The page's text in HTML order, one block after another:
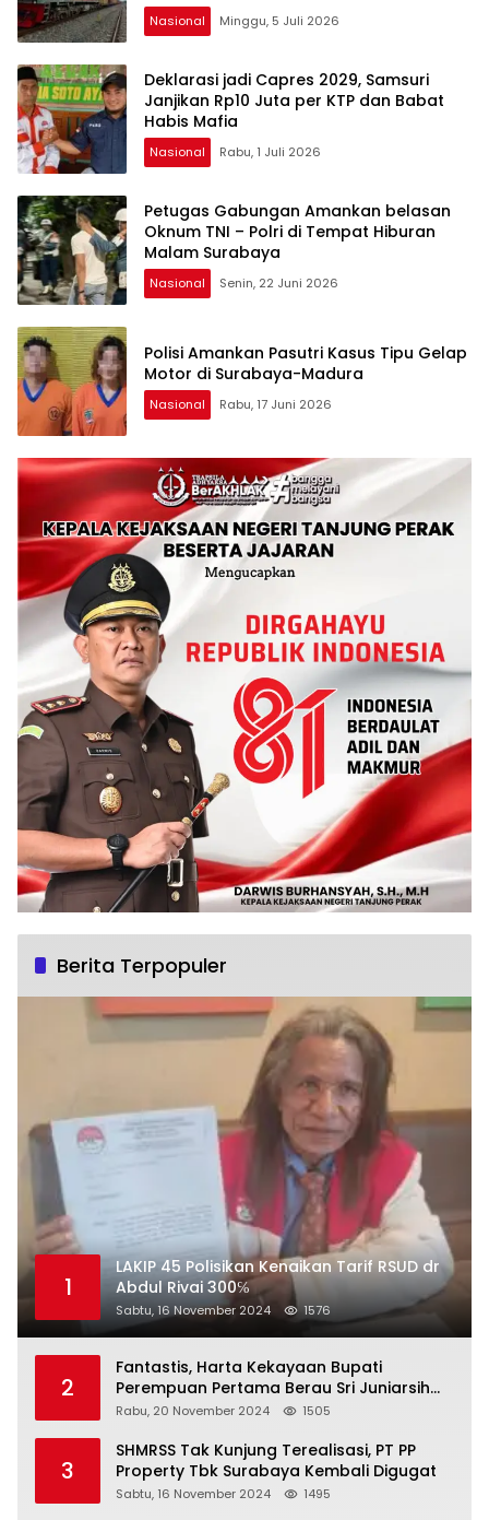
Nasional Minggu, 5 Juli 2026
Deklarasi jadi Capres 2029, Samsuri
Janjikan Rp10 Juta per KTP dan Babat
Habis Mafia
Nasional Rabu, 1 Juli 2026
Petugas Gabungan Amankan belasan
Oknum TNI – Polri di Tempat Hiburan
Malam Surabaya
Nasional Senin, 22 Juni 2026
Polisi Amankan Pasutri Kasus Tipu Gelap
Motor di Surabaya-Madura
Nasional Rabu, 17 Juni 2026
Berita Terpopuler
1
LAKIP 45 Polisikan Kenaikan Tarif RSUD dr
Abdul Rivai 300℅
Sabtu, 16 November 2024 1576
2
Fantastis, Harta Kekayaan Bupati
Perempuan Pertama Berau Sri Juniarsih
Mas Naik Rp20 Miliar Selama Menjabat
Rabu, 20 November 2024 1505
3
SHMRSS Tak Kunjung Terealisasi, PT PP
Property Tbk Surabaya Kembali Digugat
Sabtu, 16 November 2024 1495